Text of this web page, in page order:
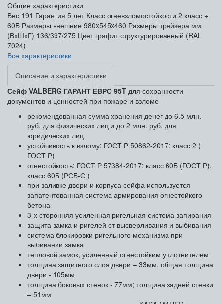
Общие характеристики
Вес 191 Гарантия 5 лет Класс огневзломостойкости 2 класс +
60Б Размеры внешние 980x545x460 Размеры трейзера мм
(ВхШхГ) 136/397/275 Цвет графит структурированный (RAL
7024)
Все характеристики
Описание и характеристики
Сейф VALBERG ГАРАНТ ЕВРО 95T для сохранности
документов и ценностей при пожаре и взломе
рекомендованная сумма хранения денег до 6.5 млн.
руб. для физических лиц и до 2 млн. руб. для
юридических лиц
устойчивость к взлому: ГОСТ Р 50862-2017: класс 2 (
ГОСТ Р)
огнестойкость: ГОСТ Р 57384-2017: класс 60Б (ГОСТ Р),
класс 60Б (РСБ-С )
при заливке двери и корпуса сейфа используется
запатентованная система армирования огнестойкого
бетона
3-х сторонняя усиленная ригельная система запирания
защита замка и ригелей от высверливания и выбивания
система блокировки ригельного механизма при
выбивании замка
тепловой замок, усиленный огнестойким уплотнителем
толщина защитного слоя двери – 33мм, общая толщина
двери - 105мм
толщина боковых стенок - 77мм; толщина задней стенки
– 51мм